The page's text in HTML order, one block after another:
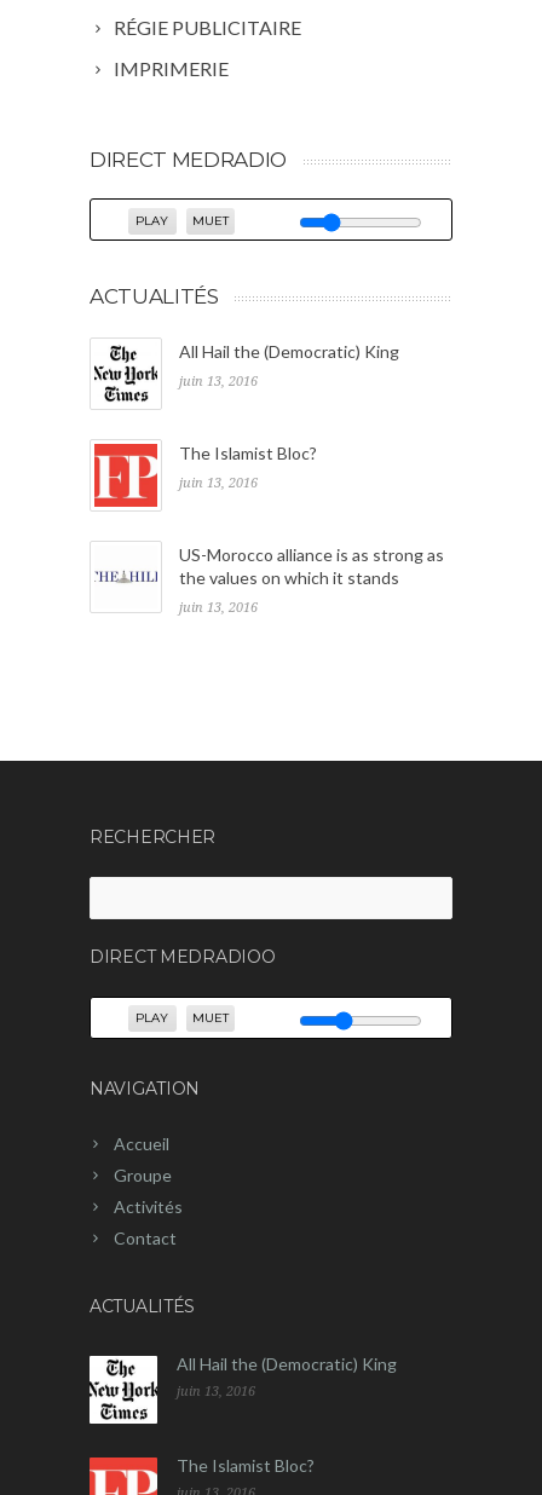
RÉGIE PUBLICITAIRE
IMPRIMERIE
DIRECT MEDRADIO
PLAY MUET
ACTUALITÉS
All Hail the (Democratic) King
juin 13, 2016
The Islamist Bloc?
juin 13, 2016
US-Morocco alliance is as strong as
the values on which it stands
juin 13, 2016
RECHERCHER
DIRECT MEDRADIOO
PLAY MUET
NAVIGATION
Accueil
Groupe
Activités
Contact
ACTUALITÉS
All Hail the (Democratic) King
juin 13, 2016
The Islamist Bloc?